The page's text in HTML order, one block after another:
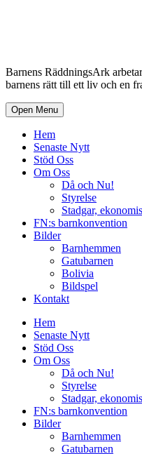
Barnens RäddningsArk
barnens rätt till ett liv och en
Open Menu
Hem
Senaste Nytt
Stöd Oss
Om Oss
Då och Nu!
Styrelse
Stadgar,
FN:s barnkonvention
Bilder
Barnhemmen
Gatubarnen
Bolivia
Bildspel
Kontakt
Hem
Senaste Nytt
Stöd Oss
Om Oss
Då och Nu!
Styrelse
Stadgar,
FN:s barnkonvention
Bilder
Barnhemmen
Gatubarnen